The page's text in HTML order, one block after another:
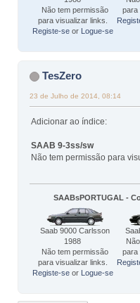
Não tem permissão
para visualizar links.
Registe-seor Logue-se
para
TesZero
23 de Julho de 2014, 08:14
Adicionar ao índice:
SAAB 9-3ss/sw
Não tem permissão para
SAABsPORTUGAL -
Saab 9000 Carlsson
1988
Não tem permissão
para visualizar links.
Registe-seor Logue-se
para